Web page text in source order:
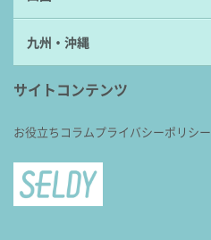
九州・沖縄
サイトコンテンツ
お役立ちコラムプライバシーポリシー